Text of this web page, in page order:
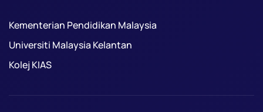
Kementerian Pendidikan Malaysia
Universiti Malaysia Kelantan
Kolej KIAS